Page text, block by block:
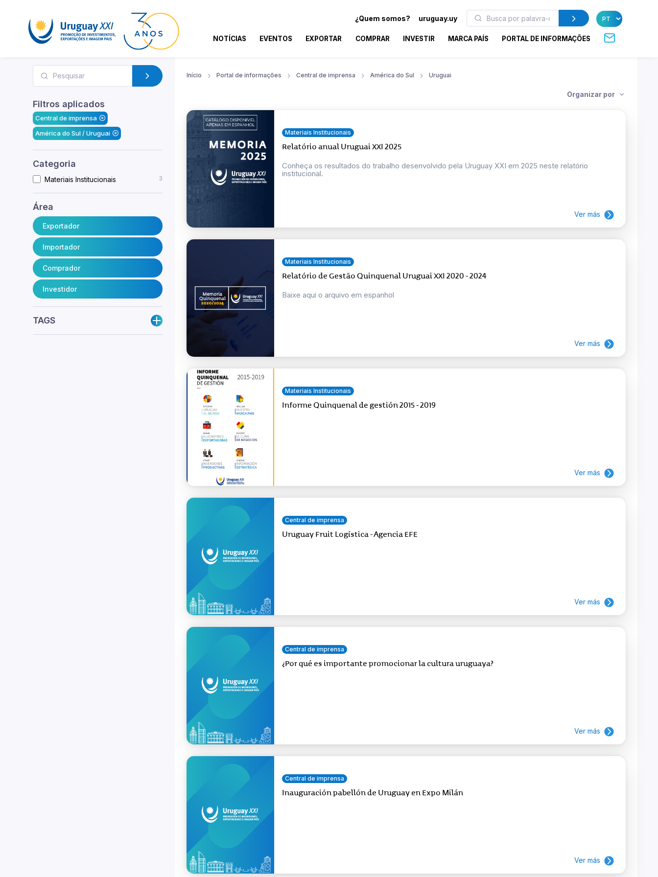
¿Quem somos? uruguay.uy
NOTÍCIAS EVENTOS EXPORTAR COMPRAR INVESTIR MARCA PAÍS PORTAL DE INFORMAÇÕES
Filtros aplicados
Central de imprensa
América do Sul / Uruguai
Categoria
Materiais Institucionais 3
Área
Exportador
Importador
Comprador
Investidor
TAGS
Início Portal de informações Central de imprensa América do Sul Uruguai
Organizar por
Materiais Institucionais
Relatório anual Uruguai XXI 2025
Conheça os resultados do trabalho desenvolvido pela Uruguay XXI em 2025 neste relatório
institucional.
Ver más
Materiais Institucionais
Relatório de Gestão Quinquenal Uruguai XXI 2020 - 2024
Baixe aqui o arquivo em espanhol
Ver más
Materiais Institucionais
Informe Quinquenal de gestión 2015 - 2019
Ver más
Central de imprensa
Uruguay Fruit Logística - Agencia EFE
Ver más
Central de imprensa
¿Por qué es importante promocionar la cultura uruguaya?
Ver más
Central de imprensa
Inauguración pabellón de Uruguay en Expo Milán
Ver más